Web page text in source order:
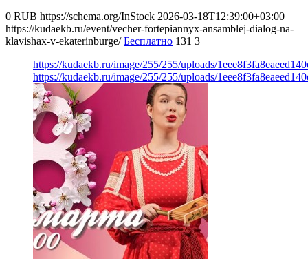
0 RUB https://schema.org/InStock 2026-03-18T12:39:00+03:00
https://kudaekb.ru/event/vecher-fortepiannyx-ansamblej-dialog-na-
klavishax-v-ekaterinburge/ Бесплатно 131 3
https://kudaekb.ru/image/255/255/uploads/
https://kudaekb.ru/image/255/255/uploads/